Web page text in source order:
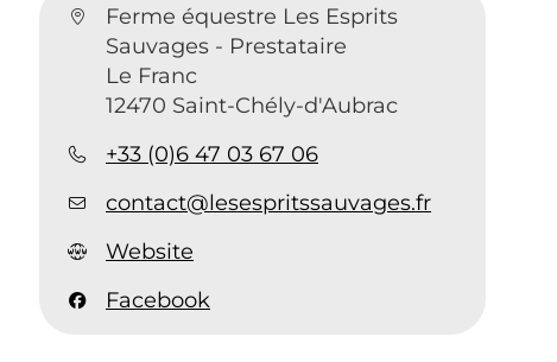
Ferme équestre Les Esprits
Sauvages - Prestataire
Le Franc
12470 Saint-Chély-d'Aubrac
+33 (0)6 47 03 67 06
contact@lesespritssauvages.fr
Website
Facebook